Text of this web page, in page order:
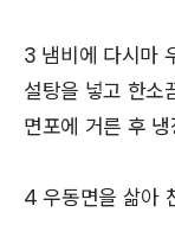
3 냄비에 다시마
설탕을 넣고 한소
면포에 거른 후
4 우동면을 삶아